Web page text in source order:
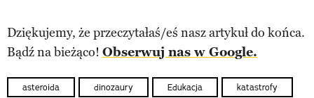
Dziękujemy, że przeczytałaś/eś nasz artykuł do końca.
Bądź na bieżąco! Obserwuj nas w Google.
asteroida dinozaury Edukacja katastrofy